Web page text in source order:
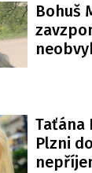
Bohuš
Taťána
Plzni